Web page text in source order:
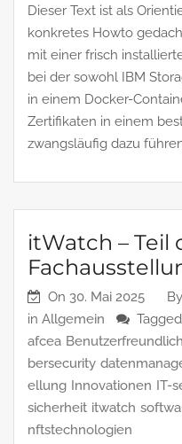
Dieser Text ist als
konkretes Howto
mit einer frisch
bei der sowohl IBM
in einem Docker-
Zertifikaten in einem
zwangsläufig dazu
itWatch – Teil
On 30. Mai 2025 By
in Allgemein
afcea
bersecurity
ellung Innovationen IT-
sicherheit itwatch
nftstechnologien